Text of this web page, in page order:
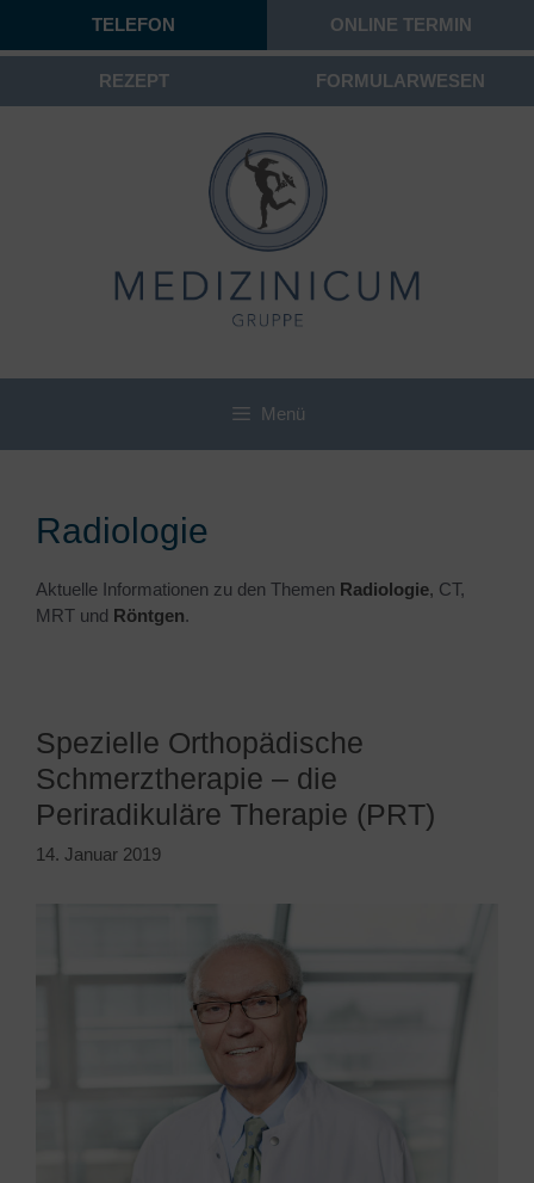
Menü
Radiologie
Aktuelle Informationen zu den Themen Radiologie, CT,
MRT und Röntgen.
Spezielle Orthopädische
Schmerztherapie – die
Periradikuläre Therapie (PRT)
14. Januar 2019
TELEFON ONLINE TERMIN
REZEPT FORMULARWESEN